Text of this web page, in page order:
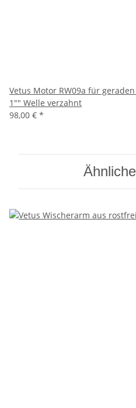
Vetus Motor RW09a für
1"" Welle verzahnt
98,00 € *